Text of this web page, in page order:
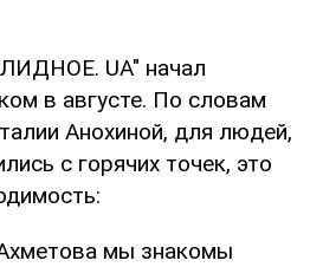
UA" начал
в августе. По словам
Анохиной, для людей,
с горячих точек, это
мы знакомы